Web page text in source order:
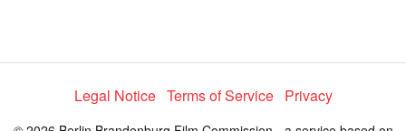
Legal Notice Terms of Service Privacy